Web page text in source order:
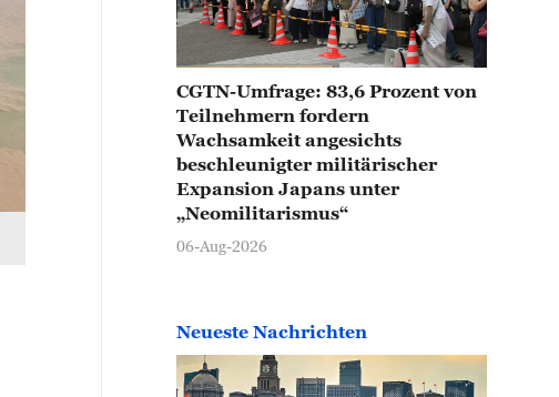
CGTN-Umfrage: 83,6 Prozent von
Teilnehmern fordern
Wachsamkeit angesichts
beschleunigter militärischer
Expansion Japans unter
„Neomilitarismus“
06-Aug-2026
Neueste Nachrichten